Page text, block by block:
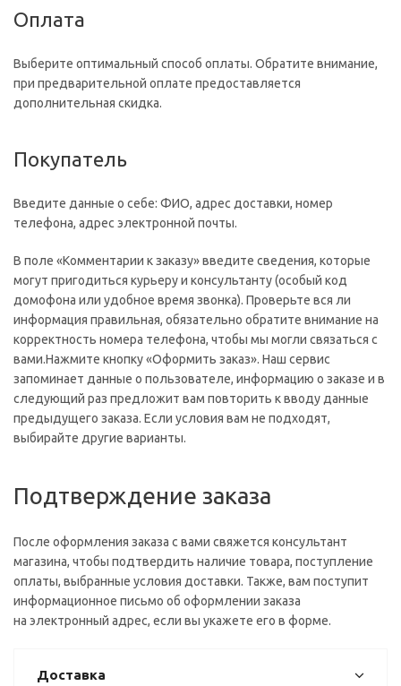
Оплата
Выберите оптимальный способ оплаты. Обратите внимание,
при предварительной оплате предоставляется
дополнительная скидка.
Покупатель
Введите данные о себе: ФИО, адрес доставки, номер
телефона, адрес электронной почты.
В поле «Комментарии к заказу» введите сведения, которые
могут пригодиться курьеру и консультанту (особый код
домофона или удобное время звонка). Проверьте вся ли
информация правильная, обязательно обратите внимание на
корректность номера телефона, чтобы мы могли связаться с
вами.Нажмите кнопку «Оформить заказ». Наш сервис
запоминает данные о пользователе, информацию о заказе и в
следующий раз предложит вам повторить к вводу данные
предыдущего заказа. Если условия вам не подходят,
выбирайте другие варианты.
Подтверждение заказа
После оформления заказа с вами свяжется консультант
магазина, чтобы подтвердить наличие товара, поступление
оплаты, выбранные условия доставки. Также, вам поступит
информационное письмо об оформлении заказа
на электронный адрес, если вы укажете его в форме.
Доставка